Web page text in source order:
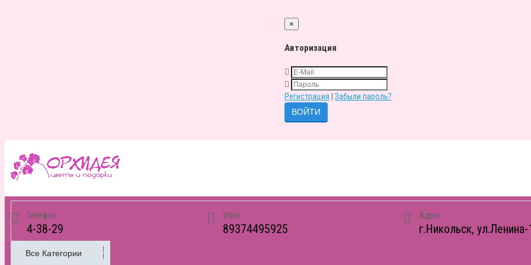
×
Авторизация
Регистрация Забыли пароль?
Телефон
4-38-29
Viber
89374495925
Адрес
г.Никольск,
Все Категории